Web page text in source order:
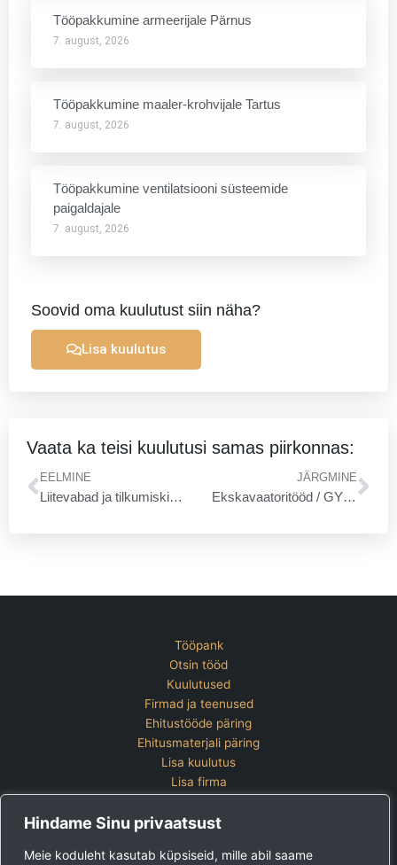
Hindame Sinu privaatsust
Meie koduleht kasutab küpsiseid, mille abil saame
Tööpakkumine armeerijale Pärnus
7. august, 2026
Tööpakkumine maaler-krohvijale Tartus
7. august, 2026
Tööpakkumine ventilatsiooni süsteemide
paigaldajale
7. august, 2026
Soovid oma kuulutust siin näha?
Lisa kuulutus
Vaata ka teisi kuulutusi samas piirkonnas:
Prev
EELMINE
Liitevabad ja tilkumiskindlad vihmaveerennid
JÄRGMINE
Ekskavaatoritööd / GYHM OÜ
Tööpank
Otsin tööd
Kuulutused
Firmad ja teenused
Ehitustööde päring
Ehitusmaterjali päring
Lisa kuulutus
Lisa firma
Kontakt
Lisa kuulutus